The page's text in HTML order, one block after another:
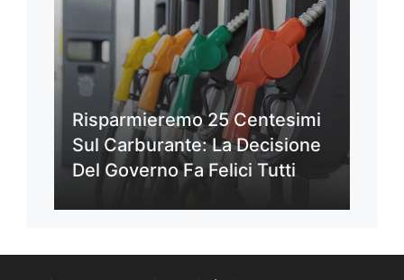
Risparmieremo 25 Centesimi
Sul Carburante: La Decisione
Del Governo Fa Felici Tutti